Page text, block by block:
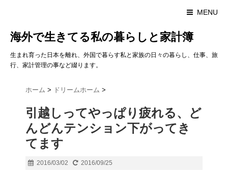
MENU
海外で生きてる私の暮らしと家計簿
生まれ育った日本を離れ、外国で暮らす私と家族の日々の暮らし、仕事、旅
行、家計管理の事など綴ります。
ホーム > ドリームホーム >
引越しってやっぱり疲れる、ど
んどんテンション下がってき
てます
2016/03/02 2016/09/25